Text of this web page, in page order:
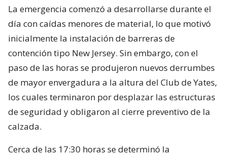
La emergencia comenzó a desarrollarse durante el
día con caídas menores de material, lo que motivó
inicialmente la instalación de barreras de
contención tipo New Jersey. Sin embargo, con el
paso de las horas se produjeron nuevos derrumbes
de mayor envergadura a la altura del Club de Yates,
los cuales terminaron por desplazar las estructuras
de seguridad y obligaron al cierre preventivo de la
calzada.
Cerca de las 17:30 horas se determinó la